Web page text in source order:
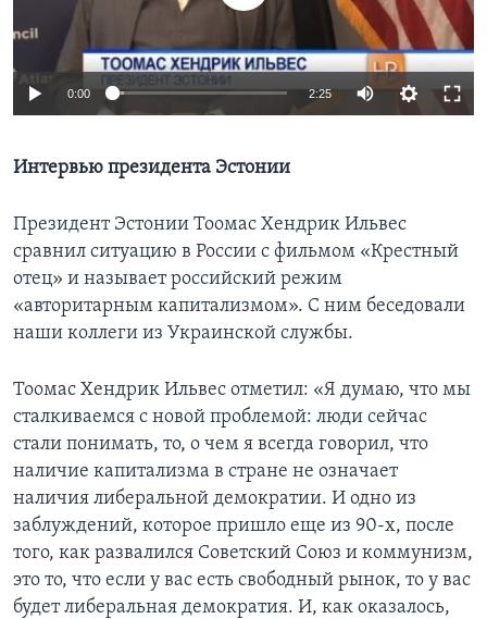
Learning English
СОЦИАЛЬНЫЕ СЕТИ
0:00 2:25
Интервью президента Эстонии
Президент Эстонии Тоомас Хендрик Ильвес
сравнил ситуацию в России с фильмом «Крестный
отец» и называет российский режим
«авторитарным капитализмом». С ним беседовали
наши коллеги из Украинской службы.
Тоомас Хендрик Ильвес отметил: «Я думаю, что мы
сталкиваемся с новой проблемой: люди сейчас
стали понимать, то, о чем я всегда говорил, что
наличие капитализма в стране не означает
наличия либеральной демократии. И одно из
заблуждений, которое пришло еще из 90-х, после
того, как развалился Советский Союз и коммунизм,
это то, что если у вас есть свободный рынок, то у вас
будет либеральная демократия. И, как оказалось,